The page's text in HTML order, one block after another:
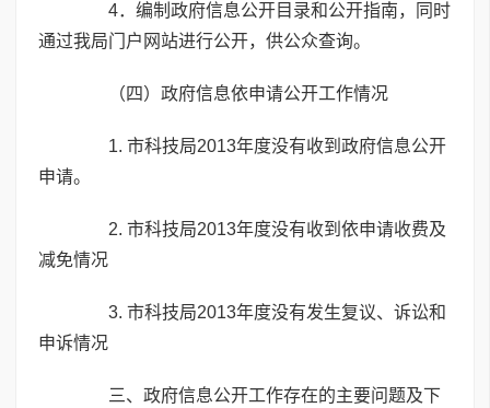
4．编制政府信息公开目录和公开指南，同时
通过我局门户网站进行公开，供公众查询。
（四）政府信息依申请公开工作情况
1. 市科技局2013年度没有收到政府信息公开
申请。
2. 市科技局2013年度没有收到依申请收费及
减免情况
3. 市科技局2013年度没有发生复议、诉讼和
申诉情况
三、政府信息公开工作存在的主要问题及下